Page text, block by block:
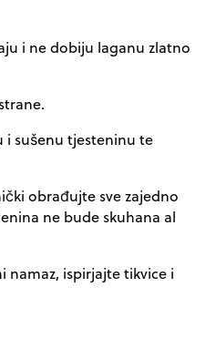
i ne dobiju laganu zlatno
i sušenu tjesteninu te
obrađujte sve zajedno
ne bude skuhana al
namaz, ispirjajte tikvice i